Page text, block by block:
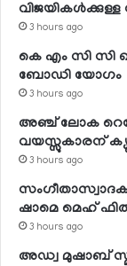
3 hours ago
കെ എം സി സി
ബോഡി യോഗം
3 hours ago
അഞ്ച് ലോക
വയസ്സുകാരന്
3 hours ago
ഷാമെ മെഹ്
3 hours ago
അഡ്വ മുഷാബ്